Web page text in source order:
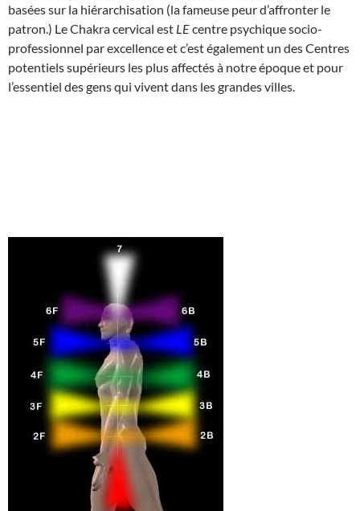
basées sur la hiérarchisation (la fameuse peur d’affronter le
patron.) Le Chakra cervical est LEcentre psychique socio-
professionnel par excellence et c’est également un des Centres
potentiels supérieurs les plus affectés à notre époque et pour
l’essentiel des gens qui vivent dans les grandes villes.